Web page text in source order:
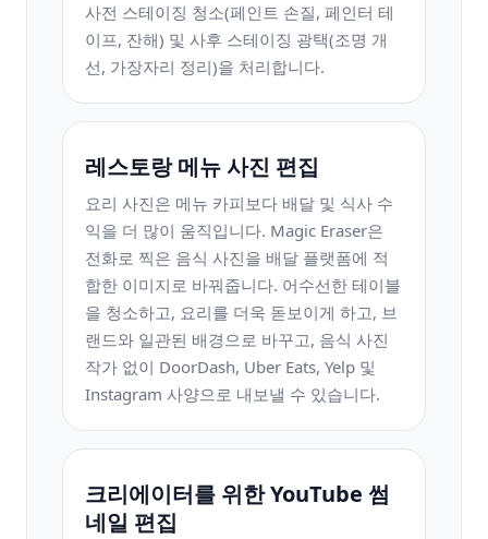
사전 스테이징 청소(페인트 손질, 페인터 테
이프, 잔해) 및 사후 스테이징 광택(조명 개
선, 가장자리 정리)을 처리합니다.
레스토랑 메뉴 사진 편집
요리 사진은 메뉴 카피보다 배달 및 식사 수
익을 더 많이 움직입니다. Magic Eraser은
전화로 찍은 음식 사진을 배달 플랫폼에 적
합한 이미지로 바꿔줍니다. 어수선한 테이블
을 청소하고, 요리를 더욱 돋보이게 하고, 브
랜드와 일관된 배경으로 바꾸고, 음식 사진
작가 없이 DoorDash, Uber Eats, Yelp 및
Instagram 사양으로 내보낼 수 있습니다.
크리에이터를 위한 YouTube 썸
네일 편집